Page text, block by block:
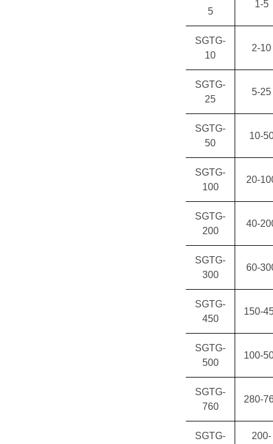
5
1-5
SGTG-
10
2-10
SGTG-
25
5-25
SGTG-
50
10-
SGTG-
100
20-
SGTG-
200
40-
SGTG-
300
60-
SGTG-
450
150-
SGTG-
500
100-
SGTG-
760
280-
SGTG-
200-